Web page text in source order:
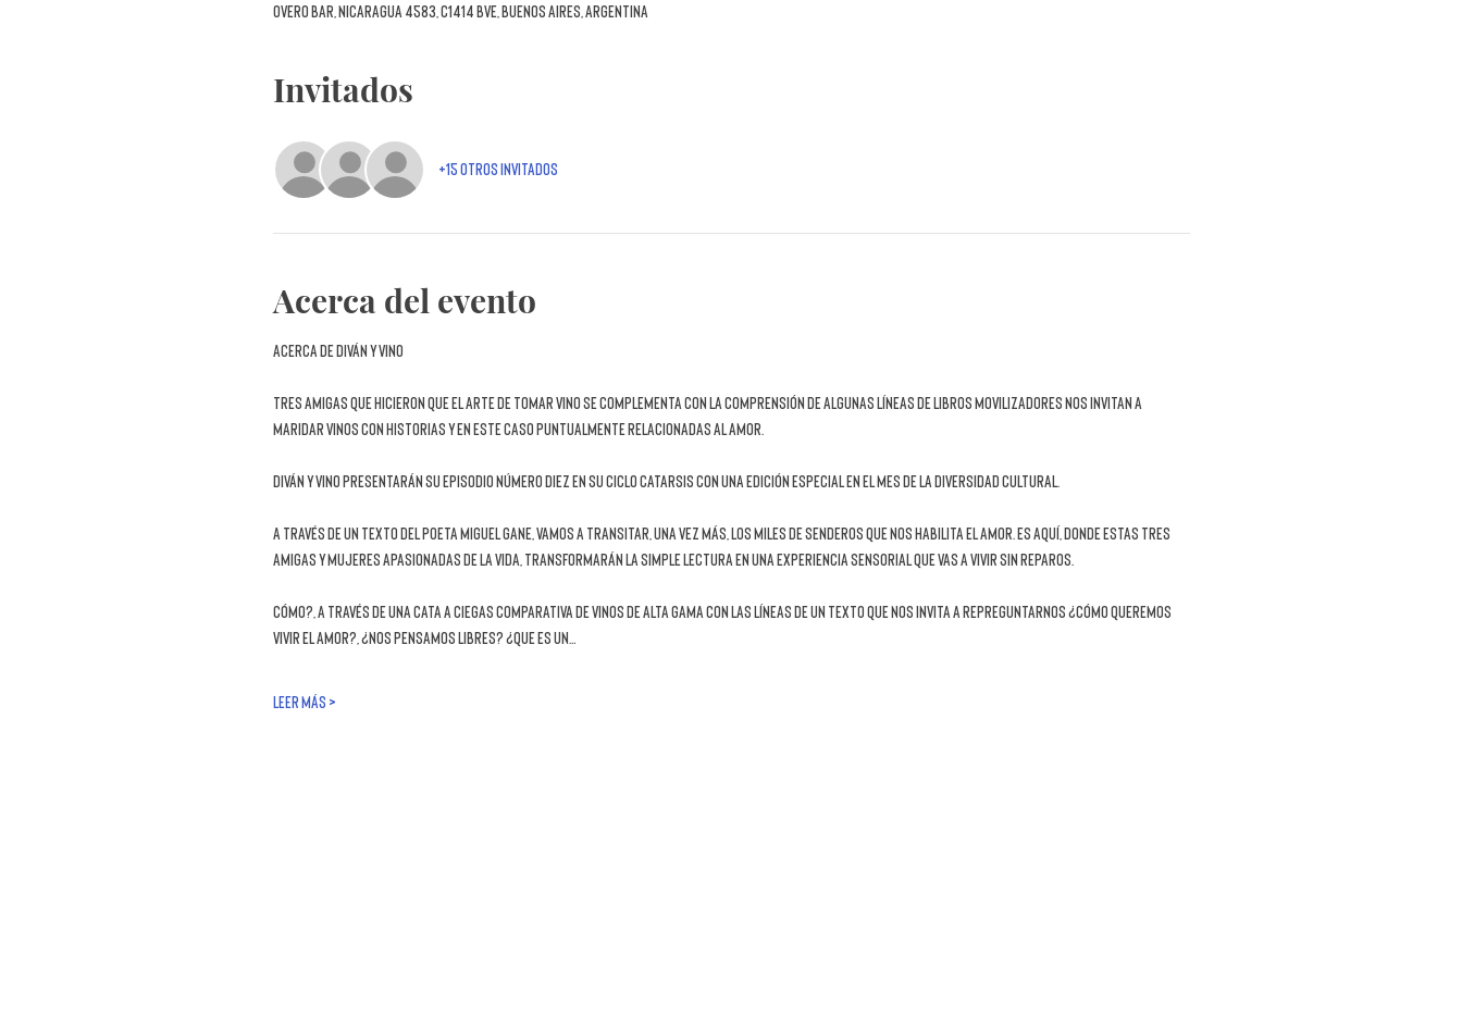
Overo Bar, Nicaragua 4583, C1414 BVE, Buenos Aires, Argentina
Invitados
+15 otros invitados
Acerca del evento
ACERCA DE DIVÁN Y VINO
Tres amigas que hicieron que el arte de tomar vino se complementa con la comprensión de algunas líneas de libros movilizadores nos invitan a
maridar vinos con historias y en este caso puntualmente relacionadas al amor.
Diván y vino presentarán su episodio número diez en su ciclo CATARSIS con una edición especial en el mes de la diversidad cultural.
A través de un texto del poeta Miguel Gane, vamos a transitar, una vez más, los miles de senderos que nos habilita el amor. Es aquí, donde estas tres
amigas y mujeres apasionadas de la vida, transformarán la simple lectura en una experiencia sensorial que vas a vivir sin reparos.
Cómo?, a través de una cata a ciegas comparativa de vinos de alta gamacon las líneas de un texto que nos invita a repreguntarnos ¿cómo queremos
vivir el amor?, ¿nos pensamos libres? ¿Que es un…
LEER MÁS >